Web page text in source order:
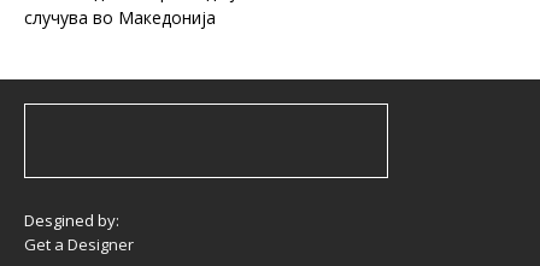
случува во Македонија
Desgined by:
Get a Designer